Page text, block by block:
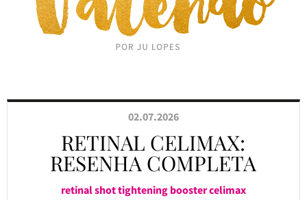
02.07.2026
RETINAL CELIMAX:
RESENHA COMPLETA
retinal shot tightening booster celimax